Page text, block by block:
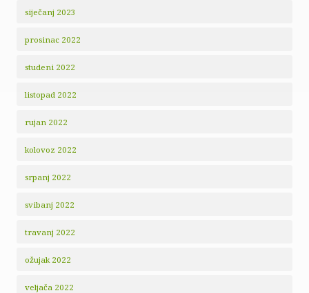
siječanj 2023
prosinac 2022
studeni 2022
listopad 2022
rujan 2022
kolovoz 2022
srpanj 2022
svibanj 2022
travanj 2022
ožujak 2022
veljača 2022